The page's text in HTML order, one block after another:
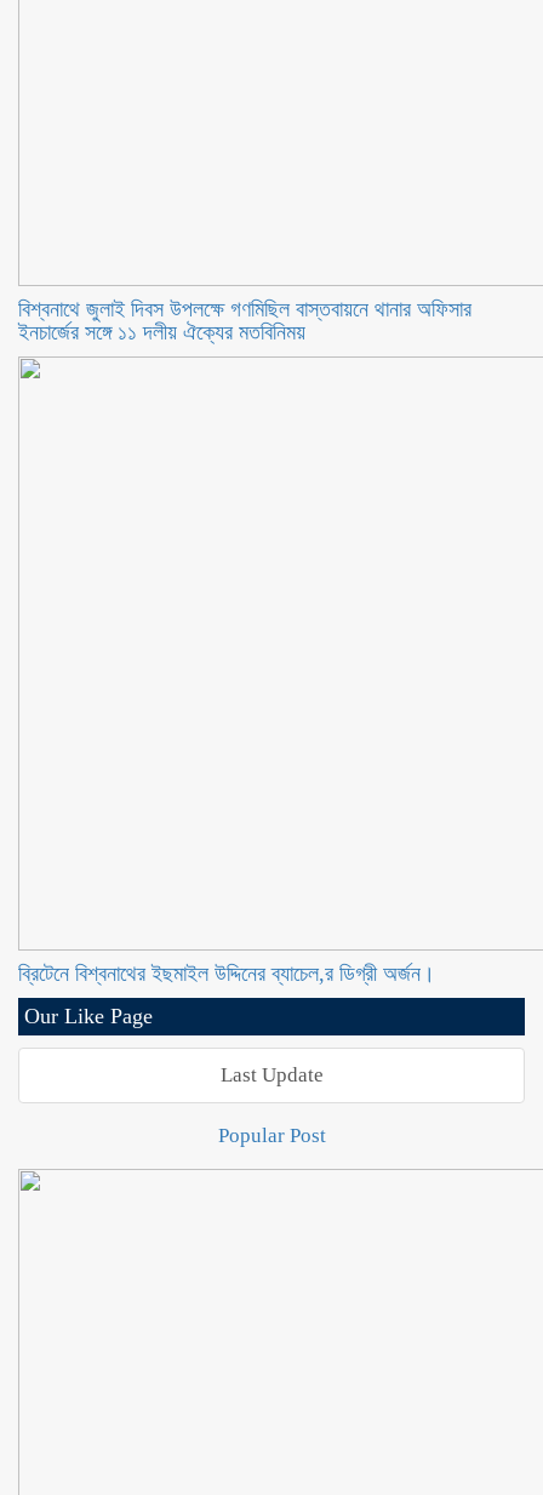
বিশ্বনাথে জুলাই দিবস উপলক্ষে গণমিছিল বাস্তবায়নে থানার অফিসার
ইনচার্জের সঙ্গে ১১ দলীয় ঐক্যের মতবিনিময়
ব্রিটেনে বিশ্বনাথের ইছমাইল উদ্দিনের ব্যাচেল,র ডিগ্রী অর্জন।
Our Like Page
Last Update
Popular Post